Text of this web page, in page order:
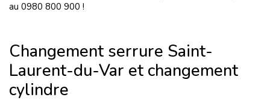
au 0980 800 900 !
Changement serrure Saint-
Laurent-du-Var et changement
cylindre